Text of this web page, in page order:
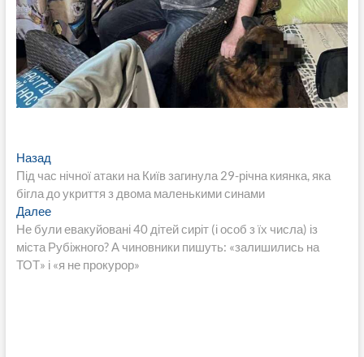
Навигация
по
записям
НазадПредыдущая
запись:
Під час нічної атаки на Київ загинула 29-річна киянка, яка
бігла до укриття з двома маленькими синами
ДалееСледующая
запись:
Не були евакуйовані 40 дітей сиріт (і особ з їх числа) із
міста Рубіжного? А чиновники пишуть: «залишились на
ТОТ» і «я не прокурор»